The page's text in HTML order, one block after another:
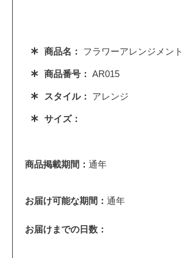
商品名： フラワーアレンジメント
商品番号： AR015
スタイル： アレンジ
サイズ：
商品掲載期間： 通年
お届け可能な期間： 通年
お届けまでの日数：